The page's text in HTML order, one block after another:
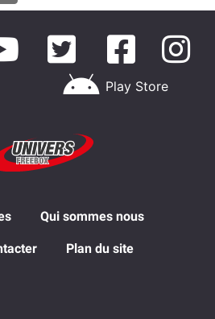
Play Store
Qui sommes nous
Plan du site